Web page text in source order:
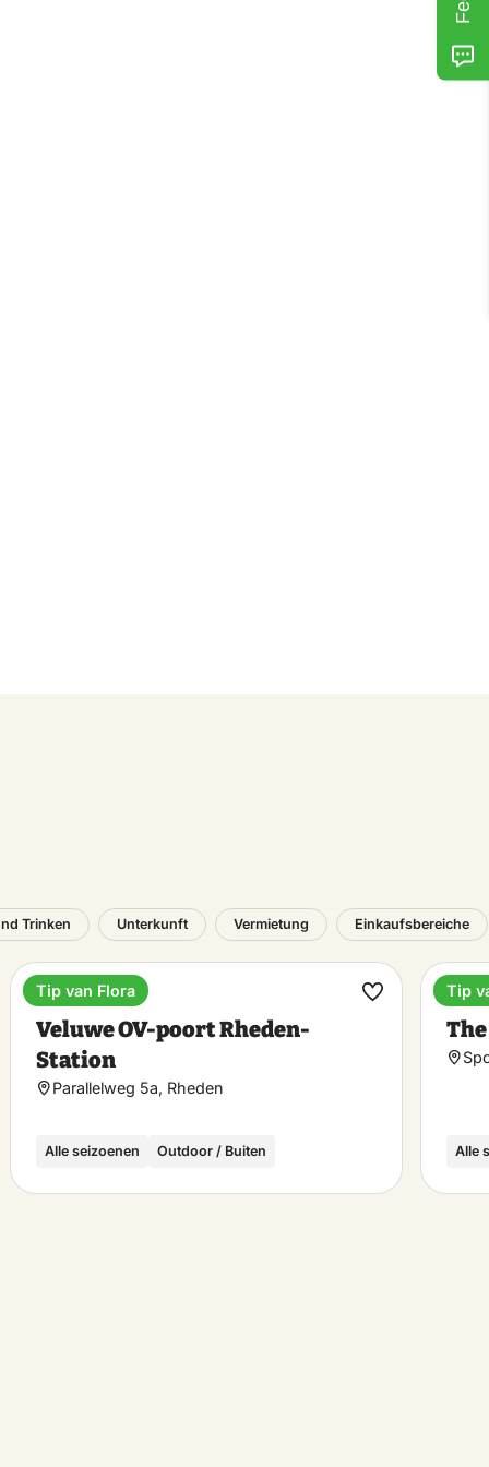
Trinken Unterkunft Vermietung Einkaufsbereiche
Bahnhöfe
Veluwe OV-poort Rheden-
Station
Parallelweg 5a, Rheden
Alle seizoenen Outdoor / Buiten
Tip van Flora
Favorit
Alle
Tip